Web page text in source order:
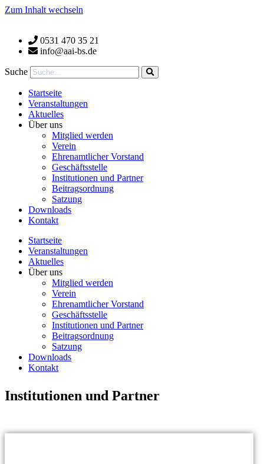
Zum Inhalt wechseln
0531 470 35 21
info@aai-bs.de
Suche
Startseite
Veranstaltungen
Aktuelles
Über uns
Mitglied werden
Verein
Ehrenamtlicher Vorstand
Geschäftsstelle
Institutionen und Partner
Beitragsordnung
Satzung
Downloads
Kontakt
Startseite
Veranstaltungen
Aktuelles
Über uns
Mitglied werden
Verein
Ehrenamtlicher Vorstand
Geschäftsstelle
Institutionen und Partner
Beitragsordnung
Satzung
Downloads
Kontakt
Institutionen und Partner